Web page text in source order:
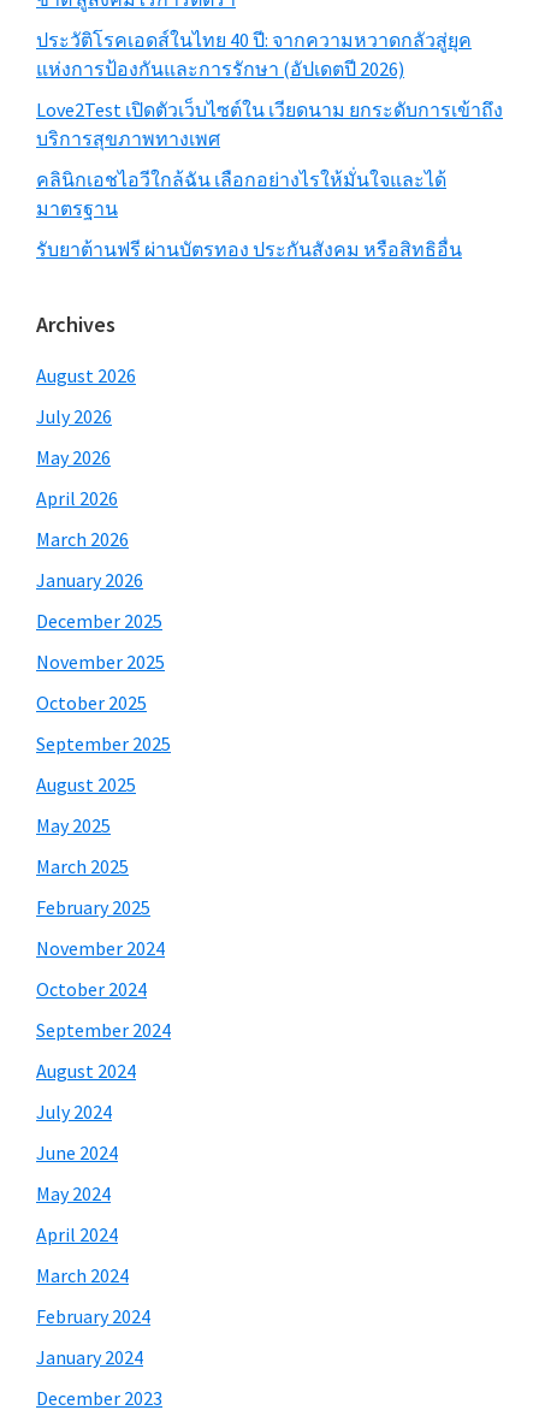
ประวัติโรคเอดส์ในไทย 40 ปี: จากความหวาดกลัวสู่ยุค
แห่งการป้องกันและการรักษา (อัปเดตปี 2026)
Love2Test เปิดตัวเว็บไซต์ใน เวียดนาม ยกระดับการเข้าถึง
บริการสุขภาพทางเพศ
คลินิกเอชไอวีใกล้ฉัน เลือกอย่างไรให้มั่นใจและได้
มาตรฐาน
รับยาต้านฟรี ผ่านบัตรทอง ประกันสังคม หรือสิทธิอื่น
Archives
August 2026
July 2026
May 2026
April 2026
March 2026
January 2026
December 2025
November 2025
October 2025
September 2025
August 2025
May 2025
March 2025
February 2025
November 2024
October 2024
September 2024
August 2024
July 2024
June 2024
May 2024
April 2024
March 2024
February 2024
January 2024
December 2023